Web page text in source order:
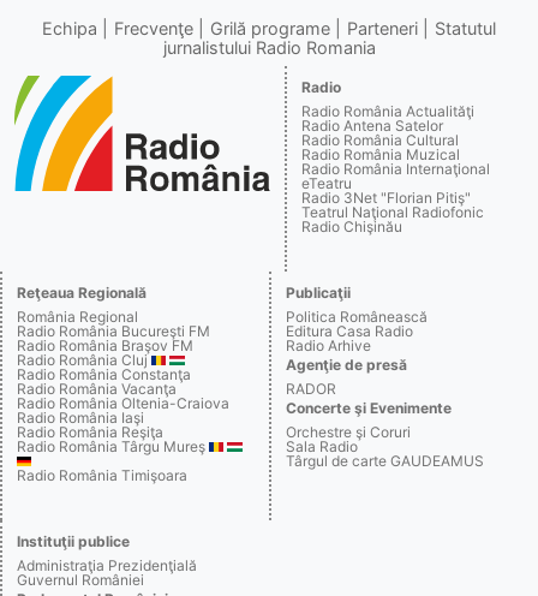
Echipa Frecvenţe Grilă programe Parteneri
Statutul
jurnalistului Radio Romania
Radio
Radio România Actualităţi
Radio Antena Satelor
Radio România Cultural
Radio România Muzical
Radio România Internaţional
eTeatru
Radio 3Net "Florian Pitiş"
Teatrul Naţional Radiofonic
Radio Chişinău
Reţeaua Regională
România Regional
Radio România Bucureşti FM
Radio România Braşov FM
Radio România Cluj
Radio România Constanţa
Radio România Vacanţa
Radio România Oltenia-Craiova
Radio România Iaşi
Radio România Reşiţa
Radio România Târgu Mureş
Radio România Timişoara
Publicaţii
Politica Românească
Editura Casa Radio
Radio Arhive
Agenţie de presă
RADOR
Concerte şi Evenimente
Orchestre şi Coruri
Sala Radio
Târgul de carte GAUDEAMUS
Instituţii publice
Administraţia Prezidenţială
Guvernul României